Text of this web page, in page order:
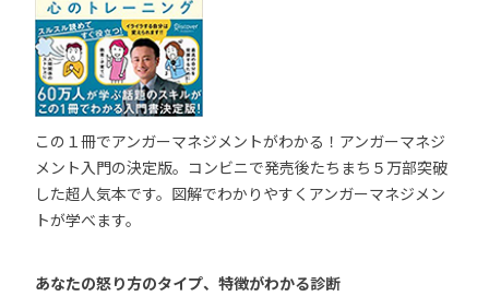
この１冊でアンガーマネジメントがわかる！アンガーマネジ
メント入門の決定版。コンビニで発売後たちまち５万部突破
した超人気本です。図解でわかりやすくアンガーマネジメン
トが学べます。
あなたの怒り方のタイプ、特徴がわかる診断